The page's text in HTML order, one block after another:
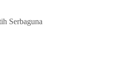
Serbaguna